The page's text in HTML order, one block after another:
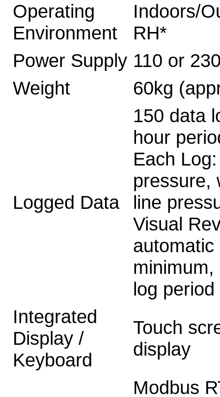
Operating
Environment
Indoors/
RH*
Power Supply 110 or
Weight
60kg
Logged Data
150 data
hour
Each
pressure,
line
Visual
log period
Integrated
Display /
Keyboard
Touch
display
Modbus